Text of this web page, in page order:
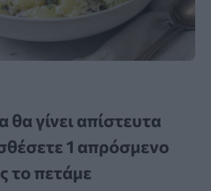
γίνει απίστευτα
1 απρόσμενο
το πετάμε